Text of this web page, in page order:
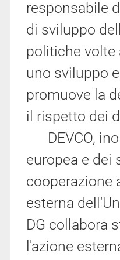
responsabile
di sviluppo
politiche volte
uno sviluppo
promuove la
il rispetto dei
DEVCO,
europea e dei
cooperazione
esterna
DG collabora
l'azione